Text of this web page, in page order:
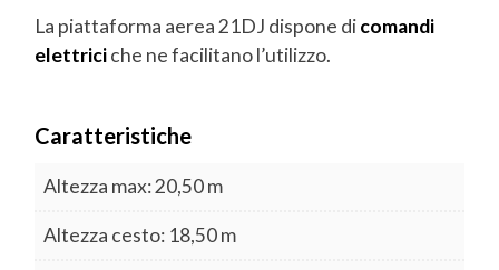
La piattaforma aerea 21DJ dispone dicomandi
elettriciche ne facilitano l’utilizzo.
Caratteristiche
Altezza max: 20,50 m
Altezza cesto: 18,50 m